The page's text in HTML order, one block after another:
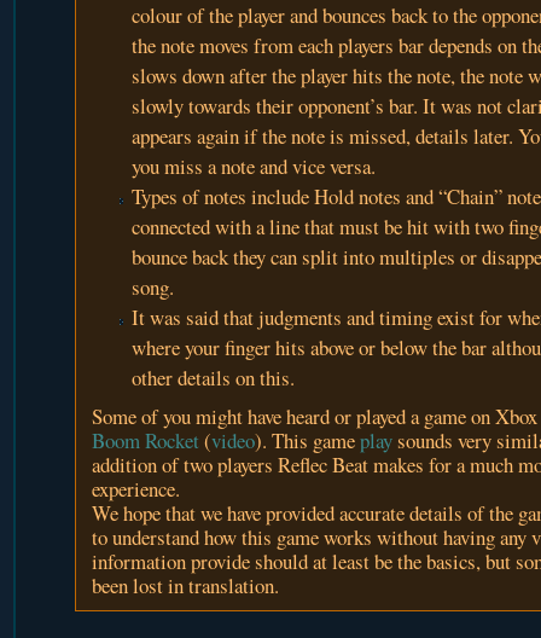
colour of the player and bounces back to the
the note moves from each players bar depends on
slows down after the player hits the note, the note
slowly towards their opponent’s bar. It was not
appears again if the note is missed, details later.
you miss a note and vice versa.
Types of notes include Hold notes and “Chain”
connected with a line that must be hit with two
bounce back they can split into multiples or
song.
It was said that judgments and timing exist for
where your finger hits above or below the bar
other details on this.
Some of you might have heard or played a game on
Boom Rocket (video). This gameplaysounds very
addition of two players Reflec Beat makes for a much
experience.
We hope that we have provided accurate details of the
to understand how this game works without having any
information provide should at least be the basics, but
been lost in translation.